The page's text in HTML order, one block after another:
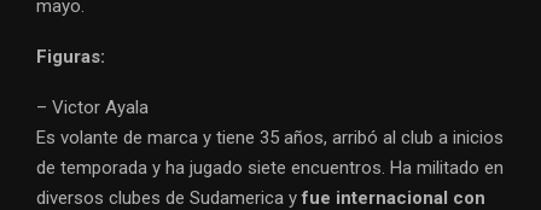
mayo.
Figuras:
– Victor Ayala
Es volante de marca y tiene 35 años, arribó al club a inicios
de temporada y ha jugado siete encuentros. Ha militado en
diversos clubes de Sudamerica yfue internacional con